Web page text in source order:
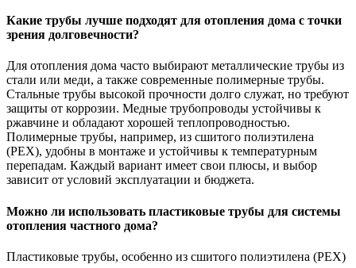
Какие трубы лучше подходят для отопления дома с точки
зрения долговечности?
Для отопления дома часто выбирают металлические трубы из
стали или меди, а также современные полимерные трубы.
Стальные трубы высокой прочности долго служат, но требуют
защиты от коррозии. Медные трубопроводы устойчивы к
ржавчине и обладают хорошей теплопроводностью.
Полимерные трубы, например, из сшитого полиэтилена
(PEX), удобны в монтаже и устойчивы к температурным
перепадам. Каждый вариант имеет свои плюсы, и выбор
зависит от условий эксплуатации и бюджета.
Можно ли использовать пластиковые трубы для системы
отопления частного дома?
Пластиковые трубы, особенно из сшитого полиэтилена (PEX)